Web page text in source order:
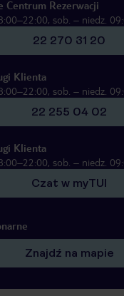
Centrum Rezerwacji
sob. – niedz.
22 270 31 20
Klienta
sob. – niedz.
22 255 04 02
Klienta
sob. – niedz.
Czat w myTUI
Znajdź na mapie